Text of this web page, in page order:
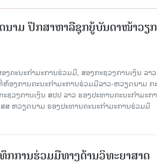
ນາມ ປຶກສາຫາລືຊຸກຍູ້ບັນດາໜ້າວຽກ
ຄະນະກໍາມະການຮ່ວມມື, ສອງກະຊວງການເງິນ ລາ
ອງການຄະນະກໍາມະການຮ່ວມມືລາວ-ຫວຽດນາມ ກ
ວງການເງິນ ສປປ ລາວ ຮອງປະທານຄະນະກໍາມະກ
ສ ຫວຽດນາມ ຮອງປະທານຄະນະກໍາມະການຮ່ວມມື
ກການຮ່ວມມືທາງດ້ານວິທະຍາສາດ